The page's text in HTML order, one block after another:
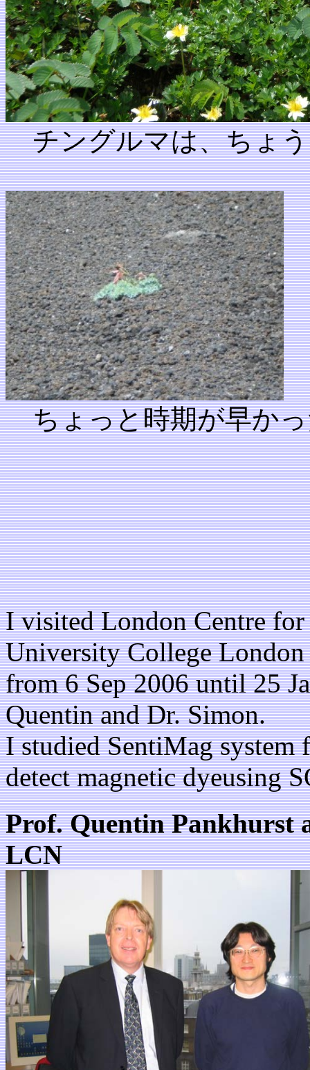
チングルマは、ちょう
ちょっと時期が早かっ
I visited London Centre
University College
from 6 Sep 2006 until 25
Quentin and Dr. Simon.
I studied SentiMag system
detect magnetic dyeusing
Prof. Quentin Pankhurst
LCN